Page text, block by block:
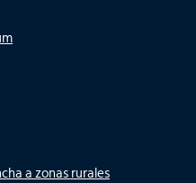
a zonas rurales